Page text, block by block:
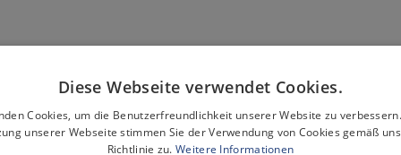
Diese Webseite verwendet Cookies.
Cookies, um die Benutzerfreundlichkeit unserer Website zu
unserer Webseite stimmen Sie der Verwendung von Cookies gemäß
Richtlinie zu. Weitere Informationen